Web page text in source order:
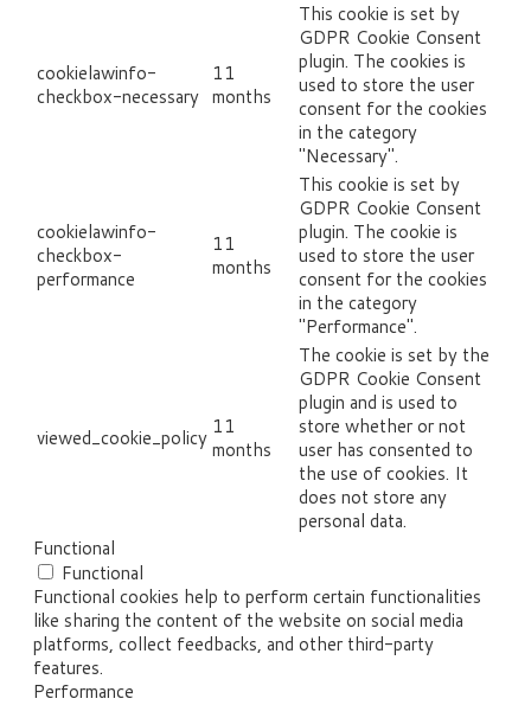
cookielawinfo-
checkbox-necessary
11
months
This cookie is set by
GDPR Cookie Consent
plugin. The cookies is
used to store the user
consent for the cookies
in the category
"Necessary".
cookielawinfo-
checkbox-
performance
11
months
This cookie is set by
GDPR Cookie Consent
plugin. The cookie is
used to store the user
consent for the cookies
in the category
"Performance".
viewed_cookie_policy 11
months
The cookie is set by the
GDPR Cookie Consent
plugin and is used to
store whether or not
user has consented to
the use of cookies. It
does not store any
personal data.
Functional
Functional
Functional cookies help to perform certain functionalities
like sharing the content of the website on social media
platforms, collect feedbacks, and other third-party
features.
Performance